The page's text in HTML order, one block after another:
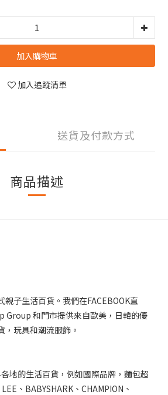
加入購物車
加入追蹤清單
送貨及付款方式
商品描述
親子生活百貨。我們在FACEBOOK直
Group 和門市提供來自歐美，日韓的優
，玩具和潮流服飾。
地的生活百貨，例如國際品牌，麵包超
、BABYSHARK、CHAMPION、